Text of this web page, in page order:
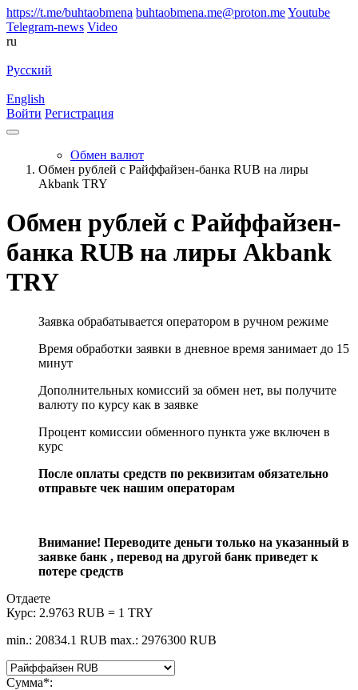
https://t.me/buhtaobmena buhtaobmena.me@proton.meYoutube
Telegram-news Video
ru
Русский
English
Войти Регистрация
Обмен валют
Обмен рублей с Райффайзен-банка RUB на лиры
Akbank TRY
Обмен рублей с Райффайзен-
банка RUB на лиры Akbank
TRY
Заявка обрабатывается оператором в ручном режиме
Время обработки заявки в дневное время занимает до 15
минут
Дополнительных комиссий за обмен нет, вы получите
валюту по курсу как в заявке
Процент комиссии обменного пункта уже включен в
курс
После оплаты средств по реквизитам обязательно
отправьте чек нашим операторам
Внимание! Переводите деньги только на указанный в
заявке банк , перевод на другой банк приведет к
потере средств
Отдаете
Курс: 2.9763 RUB = 1 TRY
min.: 20834.1 RUB max.: 2976300 RUB
Сумма*: